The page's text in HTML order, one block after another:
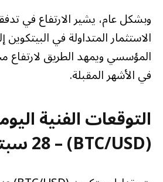
وكان لديهم 26.2 مليون دولار من…
l1OlHUM711
– وايل باندا (@WhalePanda)
سبتمبر 2024
وبشكل عام، يشير الارتفاع في
الاستثمار المتداولة في
المؤسسي ويمهد الطريق لارتفاع
في الأشهر المقبلة.
التوقعات الفنية
(BTC/USD) – 28 سبتمبر